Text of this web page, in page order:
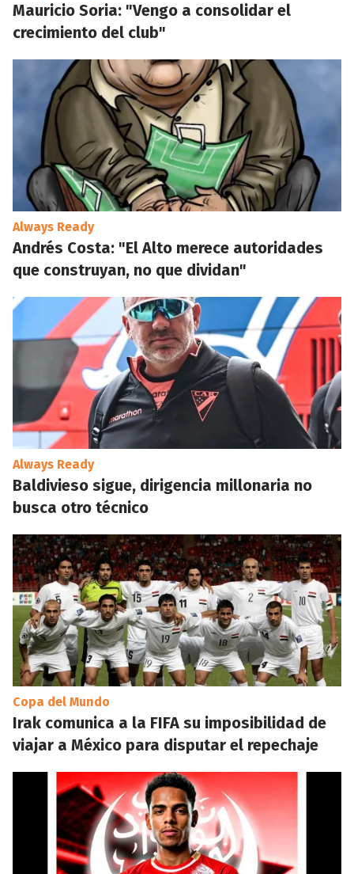
Mauricio Soria: "Vengo a consolidar el
crecimiento del club"
Always Ready
Andrés Costa: "El Alto merece autoridades
que construyan, no que dividan"
Always Ready
Baldivieso sigue, dirigencia millonaria no
busca otro técnico
Copa del Mundo
Irak comunica a la FIFA su imposibilidad de
viajar a México para disputar el repechaje